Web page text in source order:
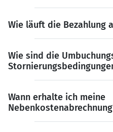
Wie läuft die Bezahlung
Wie sind die
Wann erhalte ich meine